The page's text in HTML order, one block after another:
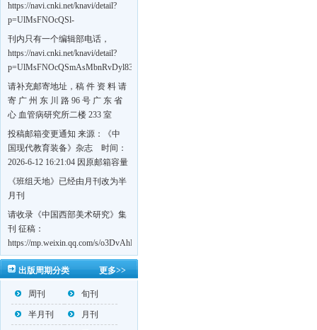
https://navi.cnki.net/knavi/detail?
p=UlMsFNOcQSl-
刊内只有一个编辑部电话，
https://navi.cnki.net/knavi/detail?
p=UlMsFNOcQSmAsMbnRvDyl83fGGu5dcrBYtF-
w7VFJdSWT5tem1RQ5W2sC5HRG-
S8mH75DuljrTVfVeoXxT4L0b-
Yrk7HaGd7C2w5FD7nrnLRR5Q57zsTTQ==&uniplatform=NZKPT&language=CHS
请补充邮寄地址，稿 件 资 料 请
寄 广 州 东 川 路 96 号 广 东 省
心 血管病研究所二楼 233 室
《岭南心血管病杂志》编辑部
收，
https://navi.cnki.net/knavi/detail?
BMxk-
109PkA==&uniplatform=NZKPT&language=CHS
投稿邮箱变更通知 来源：《中
国现代教育装备》杂志 时间：
2026-6-12 16:21:04 因原邮箱容量
有限，自即日起停止使用，我刊
投稿邮箱变更为 高教投稿邮
邮箱：bedu@cmee.net.cn
《班组天地》已经由月刊改为半
月刊
请收录《中国西部美术研究》集
刊 征稿：
https://mp.weixin.qq.com/s/o3DvAhL6jtTS9ASccwcwPQ
第一辑：
https://mp.weixin.qq.com/s/_w2OMIu6Gs1QL0b_JWhZAQ
更多>>
出版周期分类
周刊 旬刊
半月刊 月刊